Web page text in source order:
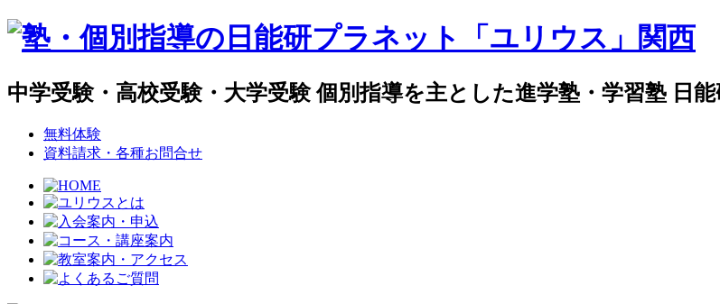
中学受験・高校受験・大学受験 個別指導を主とした進学塾・学習塾 日
無料体験
資料請求・各種お問合せ